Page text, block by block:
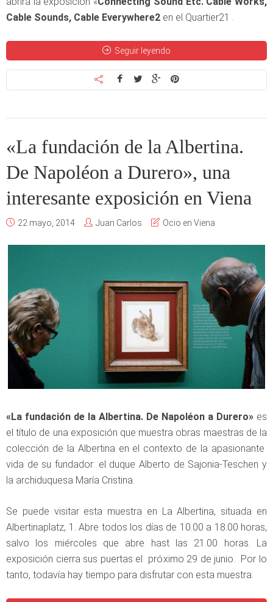
Cable Sounds, Cable Everywhere2 en el Quartier21 .
Seguir leyendo
«La fundación de la Albertina.
De Napoléon a Durero», una
interesante exposición en Viena
22 mayo, 2014 Juan Carlos Ocio en Viena
«La fundación de la Albertina. De Napoléon a Durero» es
el título de una exposición que muestra obras maestras de la
colección de la Albertina en el contexto de la apasionante
vida de su fundador: el duque Alberto de Sajonia-Teschen y
la archiduquesa María Cristina.
Se puede visitar esta muestra en La Albertina, situada en
Albertinaplatz, 1. Abre todos los días de 10.00 a 18.00 horas,
salvo los miércoles que abre hast las 21.00 horas. La
exposición cierra sus puertas el próximo 29 de junio. Por lo
tanto, todavía hay tiempo para disfrutar con esta muestra.